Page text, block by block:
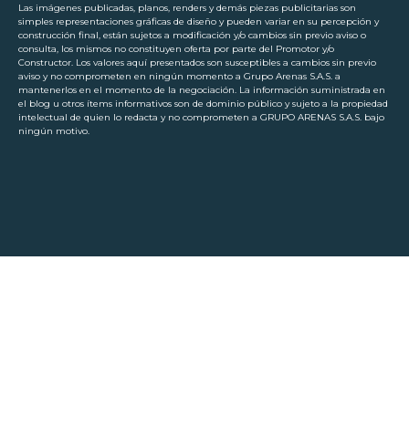
Las imágenes publicadas, planos, renders y demás piezas publicitarias son
simples representaciones gráficas de diseño y pueden variar en su percepción y
construcción final, están sujetos a modificación y/o cambios sin previo aviso o
consulta, los mismos no constituyen oferta por parte del Promotor y/o
Constructor. Los valores aquí presentados son susceptibles a cambios sin previo
aviso y no comprometen en ningún momento a Grupo Arenas S.A.S. a
mantenerlos en el momento de la negociación. La información suministrada en
el blog u otros ítems informativos son de dominio público y sujeto a la propiedad
intelectual de quien lo redacta y no comprometen a GRUPO ARENAS S.A.S. bajo
ningún motivo.